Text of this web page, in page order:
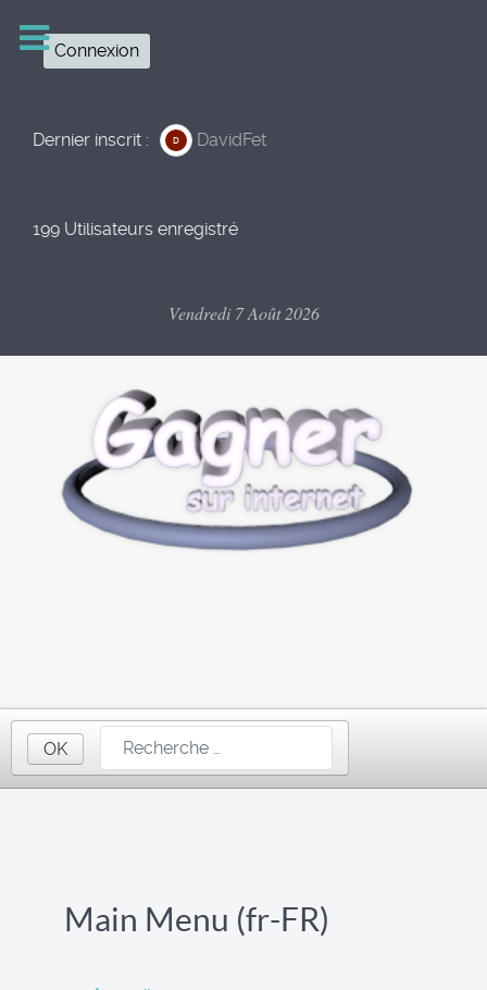
Connexion
Dernier inscrit : D DavidFet
199 Utilisateurs enregistré
Vendredi 7 Août 2026
OK
Main Menu (fr-FR)